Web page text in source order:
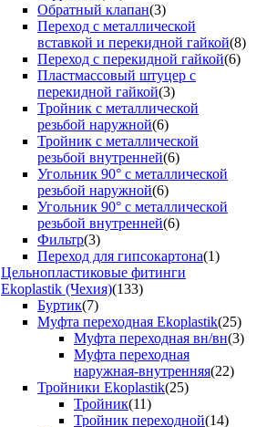
Обратный клапан(3)
Переход с металлической
вставкой и перекидной гайкой(8)
Переход с перекидной гайкой(6)
Пластмассовый штуцер с
перекидной гайкой(3)
Тройник с металлической
резьбой наружной(6)
Тройник с металлической
резьбой внутренней(6)
Угольник 90° с металлической
резьбой наружной(6)
Угольник 90° с металлической
резьбой внутренней(6)
Фильтр(3)
Переход для гипсокартона(1)
Цельнопластиковые фитинги
Ekoplastik (Чехия)(133)
Буртик(7)
Муфта переходная Ekoplastik(25)
Муфта переходная вн/вн(3)
Муфта переходная
наружная-внутренняя(22)
Тройники Ekoplastik(25)
Тройник(11)
Тройник переходной(14)